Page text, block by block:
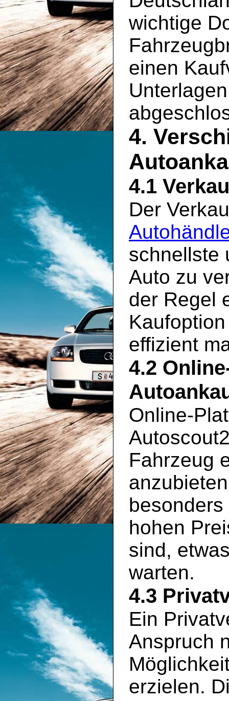
wichtige
einen
4.
4.1
Der
schnellste
Auto zu
der Regel
effizient
4.2
Online-
Fahrzeug
hohen
sind,
warten.
4.3
Ein
Anspruch
erzielen.